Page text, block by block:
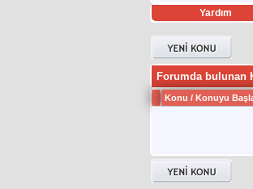
Yardım
twitter retweet hilesi
Forumda bulunan
Konu / Konuyu